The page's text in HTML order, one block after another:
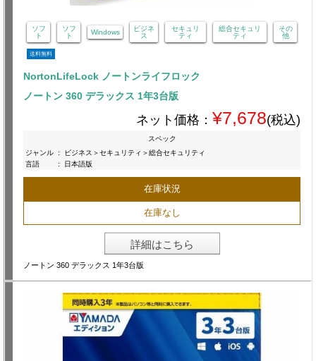
ソフ
ト
ソフ
ト
Windows
ビジネ
ス
セキュリ
ティ
総合セキュリ
ティ
その
他
送料無料
NortonLifeLock ノートンライフロック
ノートン 360 デラックス 1年3台版
ネット価格： ¥7,678(税込)
スペック
ジャンル :
ビジネス＞セキュリティ＞総合セキュリティ
言語
: 日本語版
在庫状況
在庫なし
詳細はこちら
ノートン 360 デラックス 1年3台版